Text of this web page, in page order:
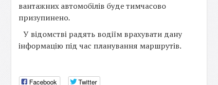
вантажних автомобілів буде тимчасово
призупинено.
У відомстві радять водіїм врахувати дану
інформацію під час планування маршрутів.
Facebook Twitter